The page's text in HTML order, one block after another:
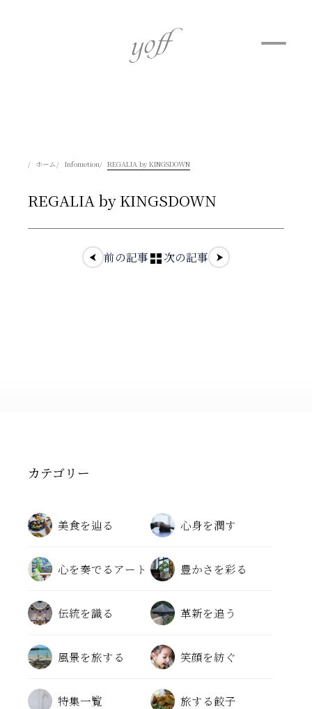
ホーム Infometion REGALIA by KINGSDOWN
REGALIA by KINGSDOWN
前の記事 次の記事
カテゴリー
美食を辿る 心身を潤す
心を奏でるアート 豊かさを彩る
伝統を識る 革新を追う
風景を旅する 笑顔を紡ぐ
特集一覧 旅する餃子